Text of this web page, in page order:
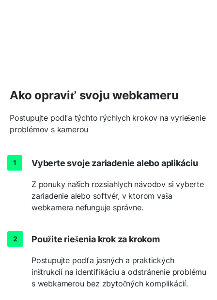
Ako opraviť svoju webkameru
Postupujte podľa týchto rýchlych krokov na vyriešenie
problémov s kamerou
Vyberte svoje zariadenie alebo aplikáciu
Z ponuky našich rozsiahlych návodov si vyberte
zariadenie alebo softvér, v ktorom vaša
webkamera nefunguje správne.
Použite riešenia krok za krokom
Postupujte podľa jasných a praktických
inštrukcií na identifikáciu a odstránenie problému
s webkamerou bez zbytočných komplikácií.